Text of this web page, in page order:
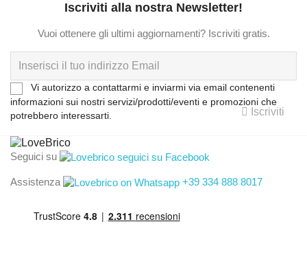
Iscriviti alla nostra Newsletter!
Vuoi ottenere gli ultimi aggiornamenti? Iscriviti gratis.
Iscriviti
Vi autorizzo a contattarmi e inviarmi via email contenenti
informazioni sui nostri servizi/prodotti/eventi e promozioni che
potrebbero interessarti.
Seguici su
Assistenza +39 334 888 8017